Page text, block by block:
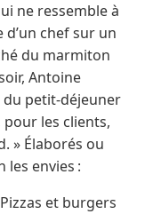
ne ressemble à
chef sur un
du marmiton
Antoine
du petit-déjeuner
pour les clients,
» Élaborés ou
les envies :
et burgers